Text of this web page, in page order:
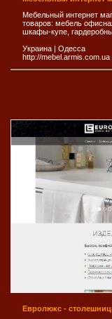
Мебельный интернет
товаров: мебель
шкафы-купе,
Украина | Одесса
http://mebel.armis.com.ua
Евролюкс -